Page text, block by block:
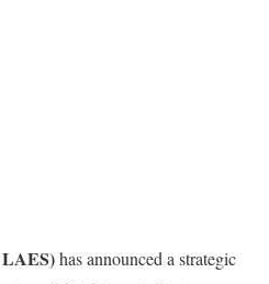
has announced a strategic